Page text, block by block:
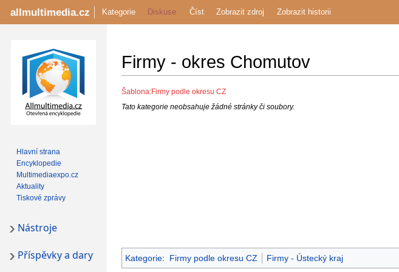
Firmy - okres Chomutov
Jump
to
Jump
to
Šablona:Firmy podle okresu CZ
Tato kategorie neobsahuje žádné stránky či soubory.
Kategorie: Firmy podle okresu CZ Firmy - Ústecký kraj
allmultimedia.cz Kategorie Diskuse Číst Zobrazit zdroj Zobrazit historii
Hlavní strana
Encyklopedie
Multimediaexpo.cz
Aktuality
Tiskové zprávy
Nástroje
Příspěvky a dary